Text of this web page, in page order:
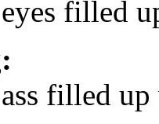
filled
filled